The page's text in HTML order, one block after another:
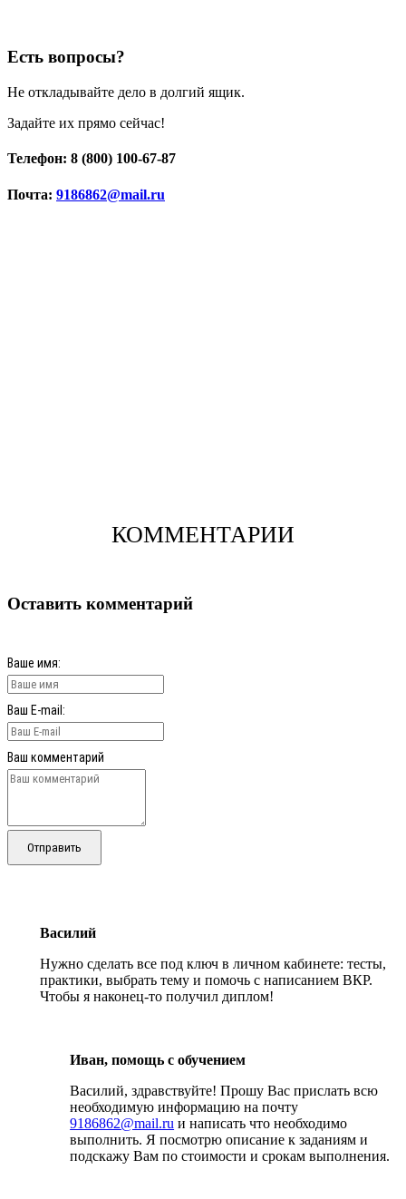
Есть вопросы?
Не откладывайте дело в долгий ящик.
Задайте их прямо сейчас!
Телефон: 8 (800) 100-67-87
Почта: 9186862@mail.ru
КОММЕНТАРИИ
Оставить комментарий
Ваше имя:
Ваш E-mail:
Ваш комментарий
Отправить
Василий
Нужно сделать все под ключ в личном кабинете: тесты,
практики, выбрать тему и помочь с написанием ВКР.
Чтобы я наконец-то получил диплом!
Иван, помощь с обучением
Василий, здравствуйте! Прошу Вас прислать всю
необходимую информацию на почту
9186862@mail.ru и написать что необходимо
выполнить. Я посмотрю описание к заданиям и
подскажу Вам по стоимости и срокам выполнения.